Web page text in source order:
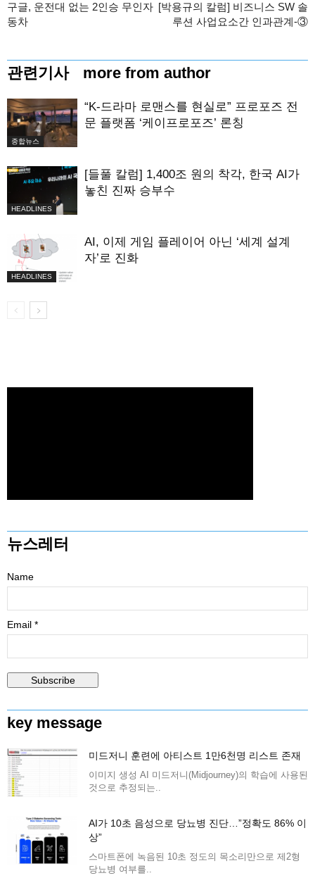
구글, 운전대 없는 2인승 무인자
동차
[박용규의 칼럼] 비즈니스 SW 솔
루션 사업요소간 인과관계-③
관련기사 more from author
종합뉴스
“K-드라마 로맨스를 현실로” 프로포즈 전
문 플랫폼 ‘케이프로포즈’ 론칭
HEADLINES
[들풀 칼럼] 1,400조 원의 착각, 한국 AI가
놓친 진짜 승부수
HEADLINES
AI, 이제 게임 플레이어 아닌 ‘세계 설계
자’로 진화
뉴스레터
Name
Email *
key message
미드저니 훈련에 아티스트 1만6천명 리스트 존재
이미지 생성 AI 미드저니(Midjourney)의 학습에 사용된
것으로 추정되는..
AI가 10초 음성으로 당뇨병 진단…”정확도 86% 이
상”
스마트폰에 녹음된 10초 정도의 목소리만으로 제2형
당뇨병 여부를..